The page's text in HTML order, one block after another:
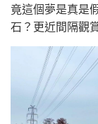
竟這個夢是真是
石？更近間隔觀